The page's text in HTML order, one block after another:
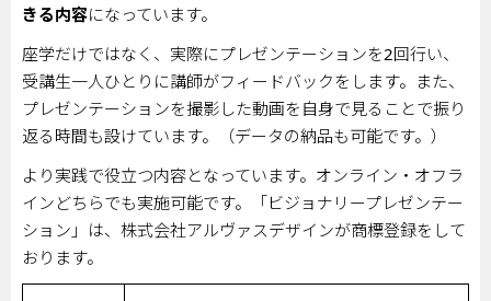
きる内容になっています。
座学だけではなく、実際にプレゼンテーションを2回行い、
受講生一人ひとりに講師がフィードバックをします。また、
プレゼンテーションを撮影した動画を自身で見ることで振り
返る時間も設けています。（データの納品も可能です。）
より実践で役立つ内容となっています。オンライン・オフラ
インどちらでも実施可能です。「ビジョナリープレゼンテー
ション」は、株式会社アルヴァスデザインが商標登録をして
おります。